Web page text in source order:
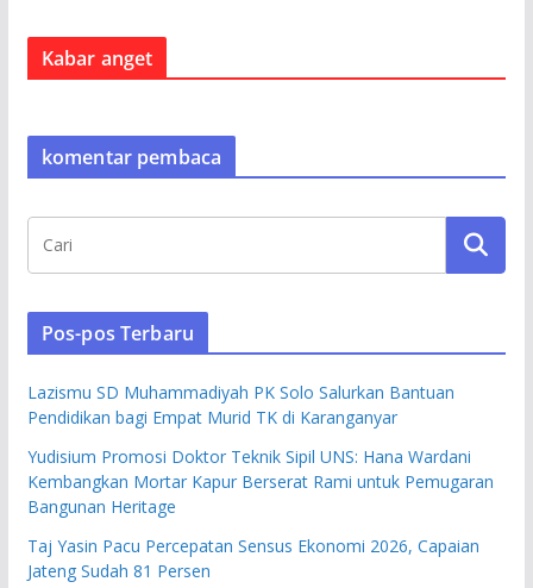
Kabar anget
komentar pembaca
Pos-pos Terbaru
Lazismu SD Muhammadiyah PK Solo Salurkan Bantuan
Pendidikan bagi Empat Murid TK di Karanganyar
Yudisium Promosi Doktor Teknik Sipil UNS: Hana Wardani
Kembangkan Mortar Kapur Berserat Rami untuk Pemugaran
Bangunan Heritage
Taj Yasin Pacu Percepatan Sensus Ekonomi 2026, Capaian
Jateng Sudah 81 Persen